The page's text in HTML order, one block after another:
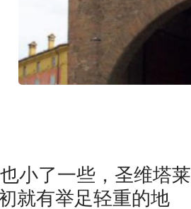
小了一些，圣维塔莱
就有举足轻重的地